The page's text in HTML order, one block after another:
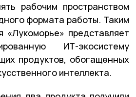
рабочим пространством
формата работы. Таким
«Лукоморье» представляет
ИТ-экосистему
продуктов, обогащенных
интеллекта.